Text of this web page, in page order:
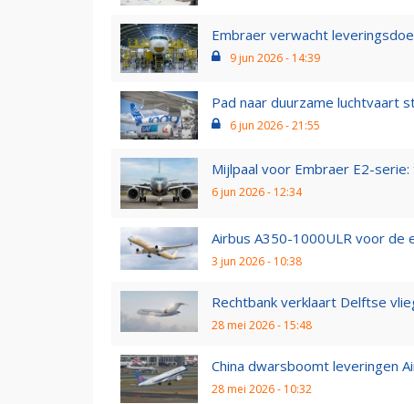
Embraer verwacht
9 jun 2026 - 14:39
Pad naar duurzame luchtvaart
6 jun 2026 - 21:55
Mijlpaal voor Embraer E2-
6 jun 2026 - 12:34
Airbus A350-1000ULR voor de
3 jun 2026 - 10:38
Rechtbank verklaart Delftse
28 mei 2026 - 15:48
China dwarsboomt leveringen
28 mei 2026 - 10:32